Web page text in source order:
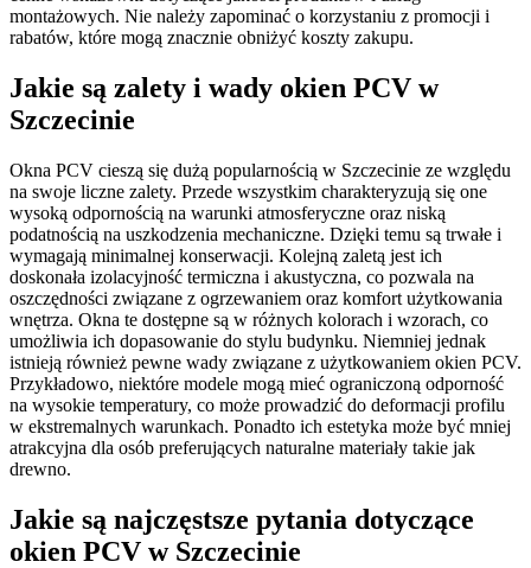
montażowych. Nie należy zapominać o korzystaniu z promocji i
rabatów, które mogą znacznie obniżyć koszty zakupu.
Jakie są zalety i wady okien PCV w
Szczecinie
Okna PCV cieszą się dużą popularnością w Szczecinie ze względu
na swoje liczne zalety. Przede wszystkim charakteryzują się one
wysoką odpornością na warunki atmosferyczne oraz niską
podatnością na uszkodzenia mechaniczne. Dzięki temu są trwałe i
wymagają minimalnej konserwacji. Kolejną zaletą jest ich
doskonała izolacyjność termiczna i akustyczna, co pozwala na
oszczędności związane z ogrzewaniem oraz komfort użytkowania
wnętrza. Okna te dostępne są w różnych kolorach i wzorach, co
umożliwia ich dopasowanie do stylu budynku. Niemniej jednak
istnieją również pewne wady związane z użytkowaniem okien PCV.
Przykładowo, niektóre modele mogą mieć ograniczoną odporność
na wysokie temperatury, co może prowadzić do deformacji profilu
w ekstremalnych warunkach. Ponadto ich estetyka może być mniej
atrakcyjna dla osób preferujących naturalne materiały takie jak
drewno.
Jakie są najczęstsze pytania dotyczące
okien PCV w Szczecinie